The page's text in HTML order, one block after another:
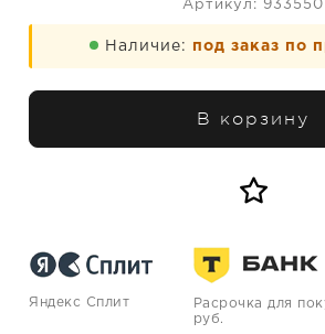
Артикул: 933550
Наличие: под заказ по
В корзину
Яндекс Сплит
Расрочка для
руб.